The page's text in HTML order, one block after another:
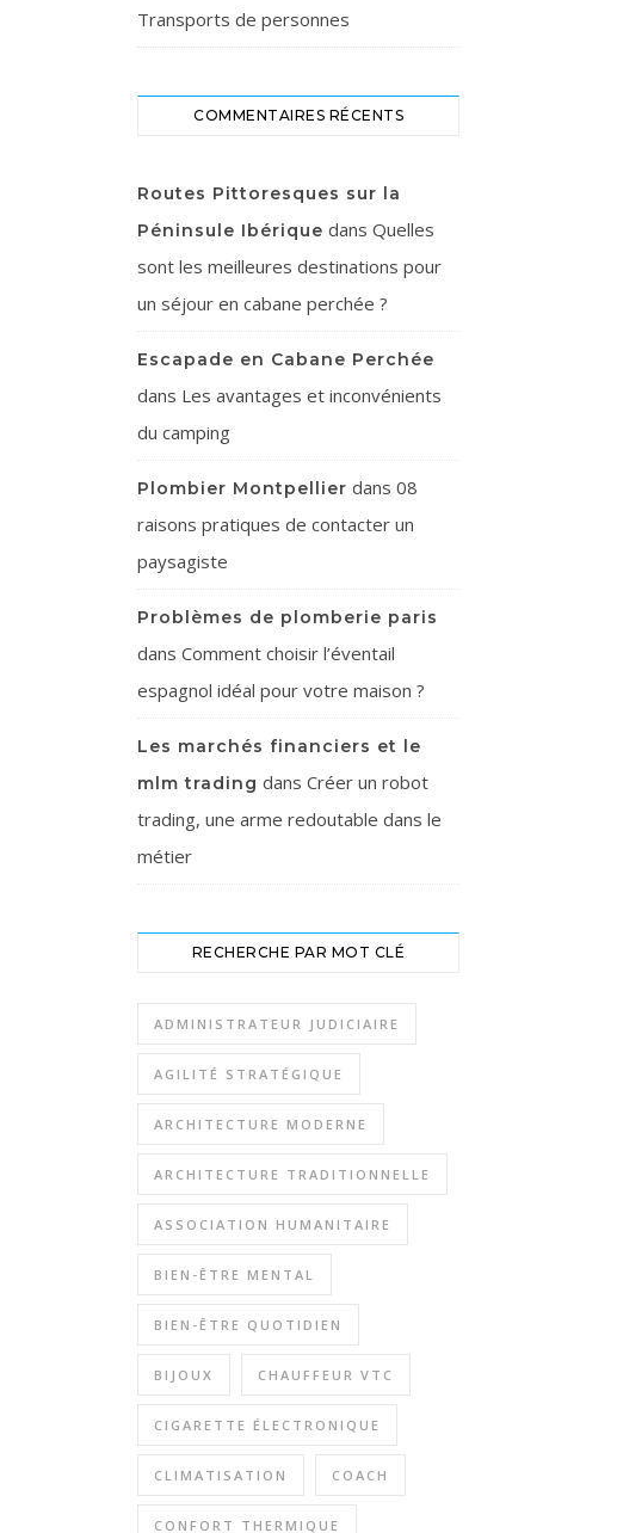
Transports de personnes
COMMENTAIRES RÉCENTS
Routes Pittoresques sur la
Péninsule Ibérique dans Quelles
sont les meilleures destinations pour
un séjour en cabane perchée ?
Escapade en Cabane Perchée
dans Les avantages et inconvénients
du camping
Plombier Montpellier dans 08
raisons pratiques de contacter un
paysagiste
Problèmes de plomberie paris
dans Comment choisir l’éventail
espagnol idéal pour votre maison ?
Les marchés financiers et le
mlm trading dans Créer un robot
trading, une arme redoutable dans le
métier
RECHERCHE PAR MOT CLÉ
ADMINISTRATEUR JUDICIAIRE
AGILITÉ STRATÉGIQUE
ARCHITECTURE MODERNE
ARCHITECTURE TRADITIONNELLE
ASSOCIATION HUMANITAIRE
BIEN-ÊTRE MENTAL
BIEN-ÊTRE QUOTIDIEN
BIJOUX CHAUFFEUR VTC
CIGARETTE ÉLECTRONIQUE
CLIMATISATION COACH
CONFORT THERMIQUE